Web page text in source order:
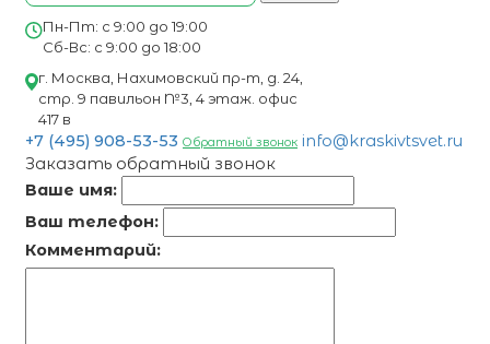
Пн-Пт: с 9:00 до 19:00
Сб-Вс: с 9:00 до 18:00
г. Москва, Нахимовский пр-т, д. 24,
стр. 9 павильон №3, 4 этаж. офис
417 в
+7 (495) 908-53-53 Обратный звонок info@kraskivtsvet.ru
Заказать обратный звонок
Ваше имя:
Ваш телефон:
Комментарий: